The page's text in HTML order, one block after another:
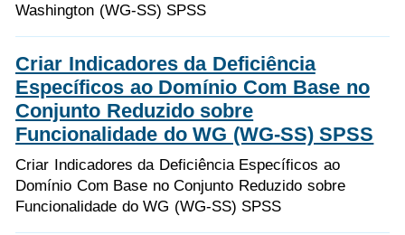
Washington (WG-SS) SPSS
Criar Indicadores da Deficiência
Específicos ao Domínio Com Base no
Conjunto Reduzido sobre
Funcionalidade do WG (WG-SS) SPSS
Criar Indicadores da Deficiência Específicos ao
Domínio Com Base no Conjunto Reduzido sobre
Funcionalidade do WG (WG-SS) SPSS